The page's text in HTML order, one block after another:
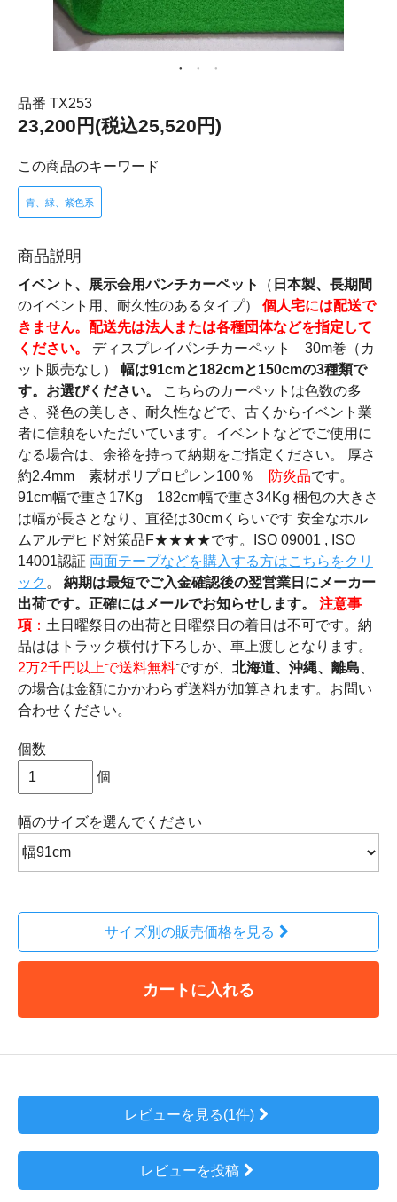
品番 TX253
23,200円(税込25,520円)
この商品のキーワード
青、緑、紫色系
商品説明
イベント、展示会用パンチカーペット （ 日本製、長期間
のイベント用、耐久性のあるタイプ） 個人宅には配送で
きません。配送先は法人または各種団体などを指定して
ください。
ディスプレイパンチカーペット 30m巻（カ
ット販売なし） 幅は91cmと182cmと150cmの3種類で
す。お選びください。
こちらのカーペットは色数の多
さ、発色の美しさ、耐久性などで、古くからイベント業
者に信頼をいただいています。イベントなどでご使用に
なる場合は、余裕を持って納期をご指定ください。 厚さ
約2.4mm 素材ポリプロピレン100％
防炎品です。
91cm幅で重さ17Kg 182cm幅で重さ34Kg 梱包の大きさ
は幅が長さとなり、直径は30cmくらいです 安全なホル
ムアルデヒド対策品F★★★★です。ISO 09001 , ISO
14001認証 両面テープなどを購入する方はこちらをクリ
ック 。 納期は最短でご入金確認後の翌営業日にメーカー
出荷です。正確にはメールでお知らせします。
注意事
項 ： 土日曜祭日の出荷と日曜祭日の着日は不可です。納
品ははトラック横付け下ろしか、車上渡しとなります。
2万2千円以上で送料無料ですが、 北海道、沖縄、離島
の場合は金額にかかわらず送料が加算されます。お問い
合わせください。
個数
個
幅のサイズを選んでください
サイズ別の販売価格を見る
カートに入れる
レビューを見る(1件)
レビューを投稿